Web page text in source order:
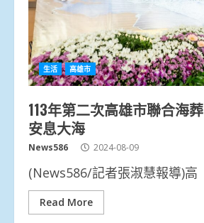
生活 高雄市
113年第二次高雄市聯合海
安息大海
News586 2024-08-09
(News586/記者張淑慧報導)高
Read More